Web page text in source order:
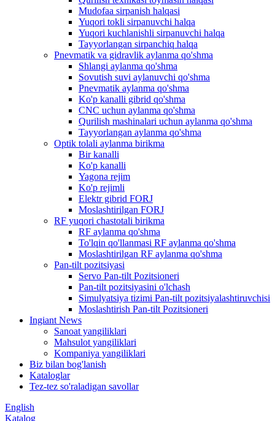
Mudofaa sirpanish halqasi
Yuqori tokli sirpanuvchi halqa
Yuqori kuchlanishli sirpanuvchi halqa
Tayyorlangan sirpanchiq halqa
Pnevmatik va gidravlik aylanma qo'shma
Shlangi aylanma qo'shma
Sovutish suvi aylanuvchi qo'shma
Pnevmatik aylanma qo'shma
Ko'p kanalli gibrid qo'shma
CNC uchun aylanma qo'shma
Qurilish mashinalari uchun aylanma qo'shma
Tayyorlangan aylanma qo'shma
Optik tolali aylanma birikma
Bir kanalli
Ko'p kanalli
Yagona rejim
Ko'p rejimli
Elektr gibrid FORJ
Moslashtirilgan FORJ
RF yuqori chastotali birikma
RF aylanma qo'shma
To'lqin qo'llanmasi RF aylanma qo'shma
Moslashtirilgan RF aylanma qo'shma
Pan-tilt pozitsiyasi
Servo Pan-tilt Pozitsioneri
Pan-tilt pozitsiyasini o'lchash
Simulyatsiya tizimi Pan-tilt pozitsiyalashtiruvchisi
Moslashtirish Pan-tilt Pozitsioneri
Ingiant News
Sanoat yangiliklari
Mahsulot yangiliklari
Kompaniya yangiliklari
Biz bilan bog'lanish
Kataloglar
Tez-tez so'raladigan savollar
English
Katalog